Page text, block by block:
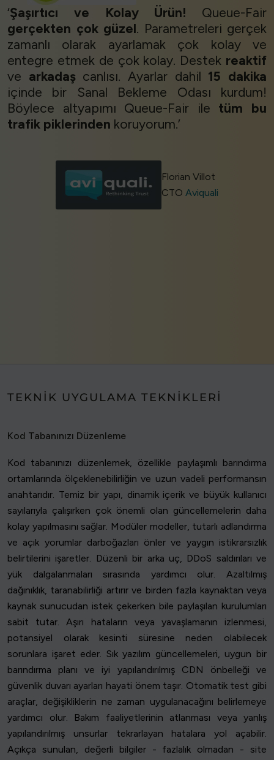
‘Şaşırtıcı ve Kolay Ürün! Queue-Fair
gerçekten çok güzel. Parametreleri gerçek
zamanlı olarak ayarlamak çok kolay ve
entegre etmek de çok kolay. Destek reaktif
ve arkadaşcanlısı. Ayarlar dahil 15 dakika
içinde bir Sanal Bekleme Odası kurdum!
Böylece altyapımı Queue-Fair ile tüm bu
trafik piklerinden koruyorum.’
Florian Villot
CTOAviquali
TEKNIK UYGULAMA TEKNIKLERI
Kod Tabanınızı Düzenleme
Kod tabanınızı düzenlemek, özellikle paylaşımlı barındırma
ortamlarında ölçeklenebilirliğin ve uzun vadeli performansın
anahtarıdır. Temiz bir yapı, dinamik içerik ve büyük kullanıcı
sayılarıyla çalışırken çok önemli olan güncellemelerin daha
kolay yapılmasını sağlar. Modüler modeller, tutarlı adlandırma
ve açık yorumlar darboğazları önler ve yaygın istikrarsızlık
belirtilerini işaretler. Düzenli bir arka uç, DDoS saldırıları ve
yük dalgalanmaları sırasında yardımcı olur. Azaltılmış
dağınıklık, taranabilirliği artırır ve birden fazla kaynaktan veya
kaynak sunucudan istek çekerken bile paylaşılan kurulumları
sabit tutar. Aşırı hataların veya yavaşlamanın izlenmesi,
potansiyel olarak kesinti süresine neden olabilecek
sorunlara işaret eder. Sık yazılım güncellemeleri, uygun bir
barındırma planı ve iyi yapılandırılmış CDN önbelleği ve
güvenlik duvarı ayarları hayati önem taşır. Otomatik test gibi
araçlar, değişikliklerin ne zaman uygulanacağını belirlemeye
yardımcı olur. Bakım faaliyetlerinin atlanması veya yanlış
yapılandırılmış unsurlar tekrarlayan hatalara yol açabilir.
Açıkça sunulan, değerli bilgiler - fazlalık olmadan - site